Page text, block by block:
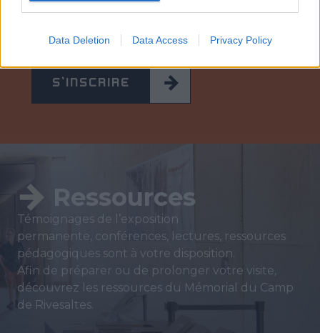
Data Deletion Data Access Privacy Policy
programmation et les actualités du
S'INSCRIRE
Ressources
Témoignages de l’exposition
permanente, conférences, lectures, ressources
pédagogiques sont à votre disposition.
Afin de préparer ou de prolonger votre visite,
découvrez les ressources du Mémorial du Camp
de Rivesaltes.